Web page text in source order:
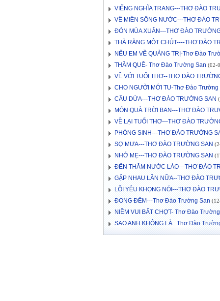
VIẾNG NGHĨA TRANG---THƠ ĐÀO
VỀ MIỀN SÔNG NƯỚC---THƠ ĐÀO
ĐÓN MÙA XUÂN---THƠ ĐÀO
THÀ RẰNG MỘT CHÚT----THƠ ĐÀO
NẾU EM VỀ QUẢNG TRỊ-Thơ Đào
THĂM QUÊ- Thơ Đào Trường San (02-
VỀ VỚI TUỔI THƠ--THƠ ĐÀO
CHO NGƯỜI MỚI TU-Thơ Đào Trường
CẦU DỪA---THƠ ĐÀO TRƯỜNG SAN
MÓN QUÀ TRỜI BAN---THƠ ĐÀO
VỀ LẠI TUỔI THƠ---THƠ ĐÀO
PHÓNG SINH---THƠ ĐÀO TRƯỜNG
SỢ MƯA---THƠ ĐÀO TRƯỜNG SAN
NHỚ MẸ---THƠ ĐÀO TRƯỜNG SAN
ĐẾN THĂM NƯỚC LÀO---THƠ ĐÀO
GẶP NHAU LẦN NỮA--THƠ ĐÀO
LỖI YÊU KHỌNG NÓI---THƠ ĐÀO
ĐONG ĐẾM---Thơ Đào Trường San
NIỀM VUI BẤT CHỢT- Thơ Đào
SAO ANH KHÔNG LÀ...Thơ Đào